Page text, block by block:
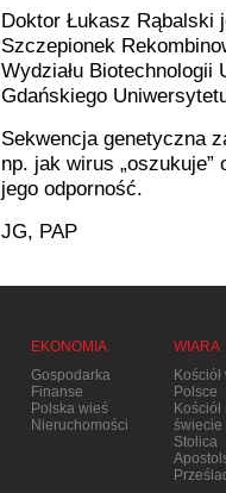
Doktor Łukasz Rąbalski
Szczepionek
Wydziału Biotechnologii
Gdańskiego
Sekwencja genetyczna
np. jak wirus „oszukuje”
jego odporność.
JG, PAP
EKONOMIA
Gospodarka
Finanse
Polska wieś
Nieruchomości
WIARA
Kościół
Polsce
Kościół
świecie
Stolica